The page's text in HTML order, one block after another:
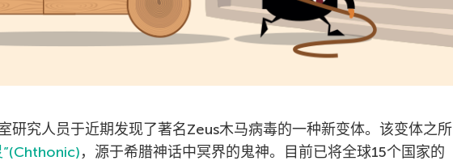
研究人员于近期发现了著名Zeus木马病毒的一种新变体。该变体之所
”(Chthonic)，源于希腊神话中冥界的鬼神。目前已将全球15个国家的